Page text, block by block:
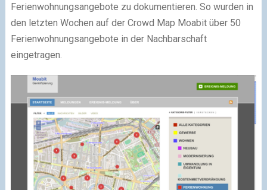
Ferienwohnungsangebote zu dokumentieren. So wurden in
den letzten Wochen auf der Crowd Map Moabit über 50
Ferienwohnungsangebote in der Nachbarschaft
eingetragen.